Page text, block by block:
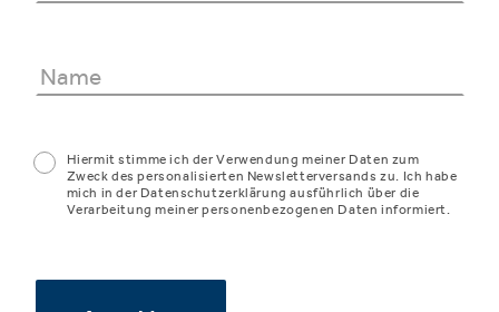
Hiermit stimme ich der Verwendung meiner Daten zum
Zweck des personalisierten Newsletterversands zu. Ich habe
mich in der Datenschutzerklärung ausführlich über die
Verarbeitung meiner personenbezogenen Daten informiert.